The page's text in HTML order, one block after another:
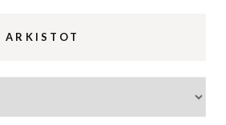
ARKISTOT